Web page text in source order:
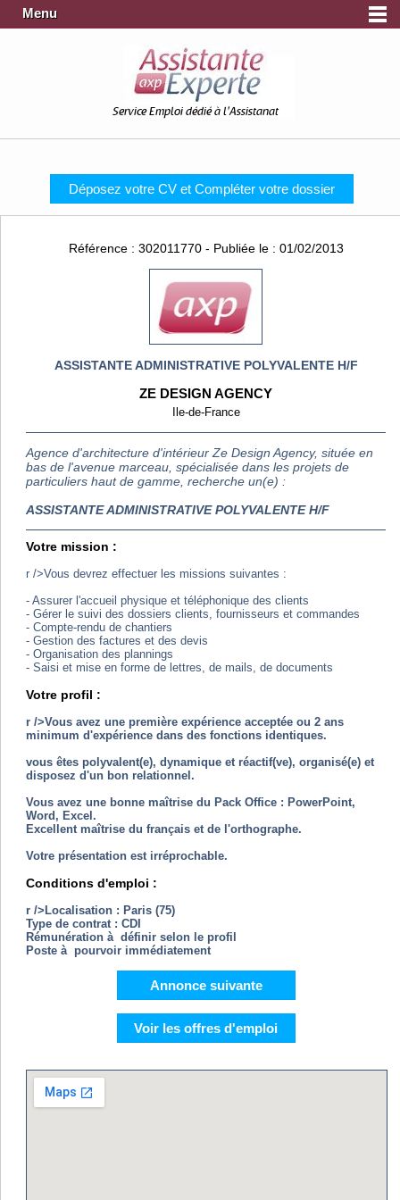
Menu
Service Emploi dédié à l'Assistanat
Déposez votre CV et Compléter votre dossier
Référence : 302011770 - Publiée le : 01/02/2013
ASSISTANTE ADMINISTRATIVE POLYVALENTE H/F
ZE DESIGN AGENCY
Ile-de-France
Agence d'architecture d'intérieur Ze Design Agency, située en
bas de l'avenue marceau, spécialisée dans les projets de
particuliers haut de gamme, recherche un(e) :
ASSISTANTE ADMINISTRATIVE POLYVALENTE H/F
Votre mission :
r />Vous devrez effectuer les missions suivantes :
- Assurer l'accueil physique et téléphonique des clients
- Gérer le suivi des dossiers clients, fournisseurs et commandes
- Compte-rendu de chantiers
- Gestion des factures et des devis
- Organisation des plannings
- Saisi et mise en forme de lettres, de mails, de documents
Votre profil :
r />Vous avez une première expérience acceptée ou 2 ans
minimum d'expérience dans des fonctions identiques.
vous êtes polyvalent(e), dynamique et réactif(ve), organisé(e) et
disposez d'un bon relationnel.
Vous avez une bonne maîtrise du Pack Office : PowerPoint,
Word, Excel.
Excellent maîtrise du français et de l'orthographe.
Votre présentation est irréprochable.
Conditions d'emploi :
r />Localisation : Paris (75)
Type de contrat : CDI
Rémunération à définir selon le profil
Poste à pourvoir immédiatement
Annonce suivante
Voir les offres d'emploi